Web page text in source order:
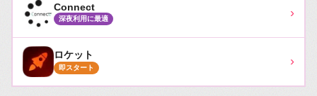
Connect
深夜利用に最適 ›
ロケット
即スタート ›